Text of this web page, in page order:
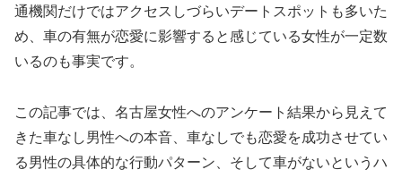
通機関だけではアクセスしづらいデートスポットも多いた
め、車の有無が恋愛に影響すると感じている女性が一定数
いるのも事実です。
この記事では、名古屋女性へのアンケート結果から見えて
きた車なし男性への本音、車なしでも恋愛を成功させてい
る男性の具体的な行動パターン、そして車がないというハ